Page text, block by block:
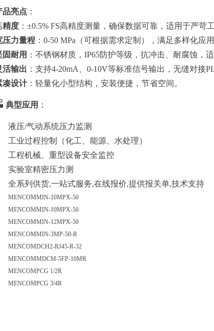
品亮点 ：
精度 ：±0.5% FS高精度测量，确保数据可靠，适用于严苛
压力量程 ：0-50 MPa（可根据需求定制），满足多样化应用
固耐用 ：不锈钢材质，IP65防护等级，抗冲击、耐腐蚀，
活输出 ：支持4-20mA、0-10V等标准信号输出，无缝对接
凑设计：轻量化小型结构，安装便捷，节省空间。
典型应用 ：
液压/气动系统压力监测
工业过程控制（化工、能源、水处理）
工程机械、重型设备安全监控
实验室精密压力测
全系列供货,一站式服务,在线报价,提供报关单,技术支持
MENCOMMIN-10MPX-50
MENCOMMIN-10MPX-50
MENCOMMIN-12MPX-50
MENCOMMIN-3MP-50-R
MENCOMDCH2-RJ45-R-32
MENCOMMDCM-5FP-10MR
MENCOMPCG 1/2R
MENCOMPCG 3/4R